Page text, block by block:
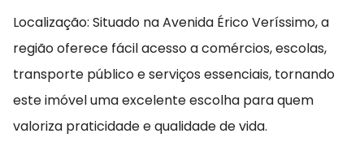
Localização: Situado na Avenida Érico Veríssimo, a
região oferece fácil acesso a comércios, escolas,
transporte público e serviços essenciais, tornando
este imóvel uma excelente escolha para quem
valoriza praticidade e qualidade de vida.